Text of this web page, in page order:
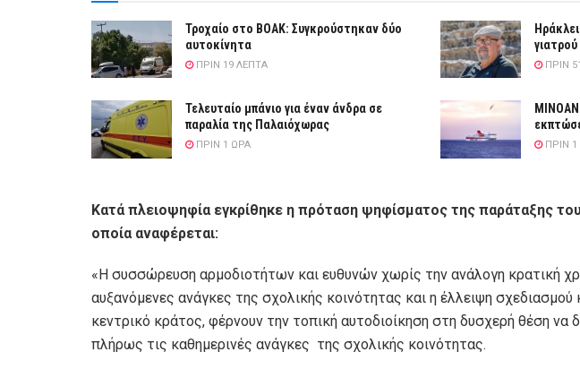
Τροχαίο στο ΒΟΑΚ: Συγκρούστηκαν δύο
αυτοκίνητα
ΠΡΙΝ 19 ΛΕΠΤΆ ΠΡΙΝ
Τελευταίο μπάνιο για έναν άνδρα σε
παραλία της Παλαιόχωρας
ΠΡΙΝ 1 ΏΡΑ ΠΡΙΝ 1
Κατά πλειοψηφία εγκρίθηκε η πρόταση ψηφίσματος της παράταξης
οποία αναφέρεται:
«Η συσσώρευση αρμοδιοτήτων και ευθυνών χωρίς την ανάλογη κρατική
αυξανόμενες ανάγκες της σχολικής κοινότητας και η έλλειψη
κεντρικό κράτος, φέρνουν την τοπική αυτοδιοίκηση στη δυσχερή θέση να
πλήρως τις καθημερινές ανάγκες της σχολικής κοινότητας.